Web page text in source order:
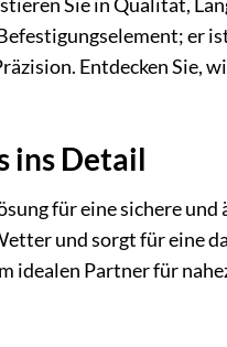
Sie in Qualität,
er
Entdecken Sie,
ins Detail
für eine sichere und
und sorgt für eine
idealen Partner für